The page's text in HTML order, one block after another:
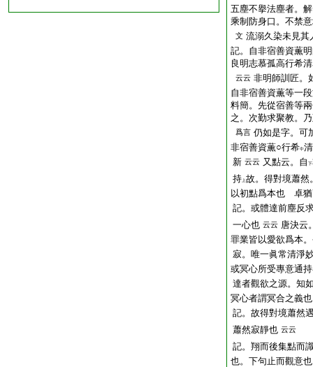
五塵不擧法塵者。
乘制防身口。不禁
文 流溺久染未見其
記。自非宿善資薫
良明志慕孤高行希
云云 非明師訓匠。
自非宿善資薫等一
料簡。先從宿善等
之。次勤求聚教。
爲言 仍如是字。可
非宿善資薫○行希中
新 云云 又點云。自 下
持 上故。得對境蕭然
以初點爲本也 卓
記。或體達前塵反
一心也 云云 唐決云
罪業皆以愛欲爲本
寂。唯一眞常清淨
或冥心所受專意通
達者觀欲之源。知
冥心者謂冥合之義
記。故得對境蕭然
蕭然寂靜也 云云
記。翔而後集點而
也。下句止而觀意